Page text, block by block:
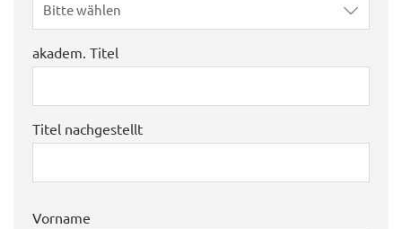
Bitte wählen
akadem. Titel
Titel nachgestellt
Vorname